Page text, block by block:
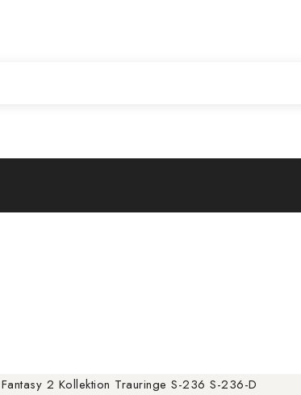
Fantasy 2 Kollektion Trauringe S-236 S-236-D